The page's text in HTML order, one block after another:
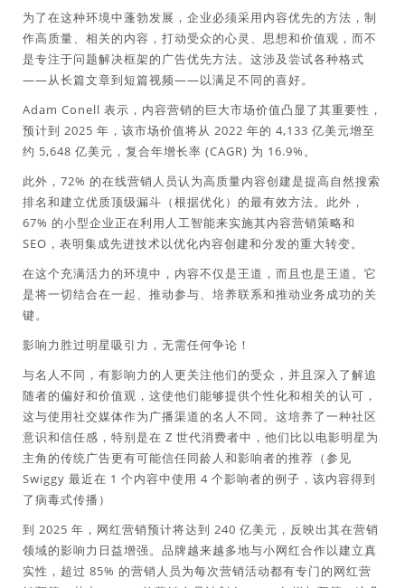
为了在这种环境中蓬勃发展，企业必须采用内容优先的方法，制
作高质量、相关的内容，打动受众的心灵、思想和价值观，而不
是专注于问题解决框架的广告优先方法。这涉及尝试各种格式
——从长篇文章到短篇视频——以满足不同的喜好。
Adam Conell 表示，内容营销的巨大市场价值凸显了其重要性，
预计到 2025 年，该市场价值将从 2022 年的 4,133 亿美元增至
约 5,648 亿美元，复合年增长率 (CAGR) 为 16.9%。
此外，72% 的在线营销人员认为高质量内容创建是提高自然搜索
排名和建立优质顶级漏斗（根据优化）的最有效方法。此外，
67% 的小型企业正在利用人工智能来实施其内容营销策略和
SEO，表明集成先进技术以优化内容创建和分发的重大转变。
在这个充满活力的环境中，内容不仅是王道，而且也是王道。它
是将一切结合在一起、推动参与、培养联系和推动业务成功的关
键。
影响力胜过明星吸引力，无需任何争论！
与名人不同，有影响力的人更关注他们的受众，并且深入了解追
随者的偏好和价值观，这使他们能够提供个性化和相关的认可，
这与使用社交媒体作为广播渠道的名人不同。这培养了一种社区
意识和信任感，特别是在 Z 世代消费者中，他们比以电影明星为
主角的传统广告更有可能信任同龄人和影响者的推荐（参见
Swiggy 最近在 1 个内容中使用 4 个影响者的例子，该内容得到
了病毒式传播）
到 2025 年，网红营销预计将达到 240 亿美元，反映出其在营销
领域的影响力日益增强。品牌越来越多地与小网红合作以建立真
实性，超过 85% 的营销人员为每次营销活动都有专门的网红营